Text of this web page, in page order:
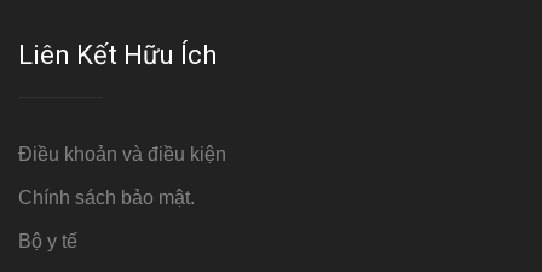
Liên Kết Hữu Ích
Điều khoản và điều kiện
Chính sách bảo mật.
Bộ y tế